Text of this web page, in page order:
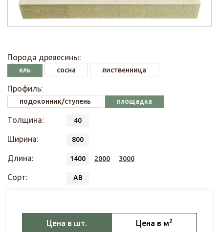
Порода древесины:
ель сосна лиственница
Профиль:
подоконник/ступень площадка
Толщина: 40
Ширина: 800
Длина: 1400 2000 3000
Сорт: АВ
Цена в шт. Цена в м2